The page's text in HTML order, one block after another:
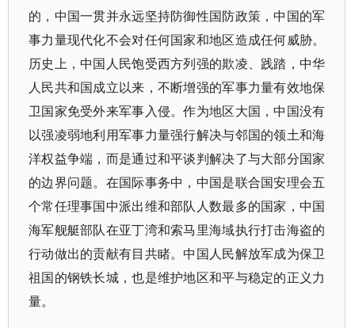
的，中国一贯并永远坚持防御性国防政策，中国的军
事力量现代化不会对任何国家和地区造成任何威胁。
历史上，中国人民饱受西方列强的欺凌、践踏，中华
人民共和国成立以来，不断增强的军事力量有效地保
卫国家免受外来军事入侵。作为地区大国，中国没有
以强凌弱地利用军事力量强行解决与邻国的领土和海
洋权益争端，而是通过和平谈判解决了与大部分国家
的边界问题。在国际事务中，中国是联合国安理会五
个常任理事国中派出维和部队人数最多的国家，中国
海军舰艇部队在亚丁湾和索马里海域执行打击海盗的
行动做出的贡献有目共睹。中国人民解放军成为保卫
祖国的钢铁长城，也是维护地区和平与稳定的正义力
量。